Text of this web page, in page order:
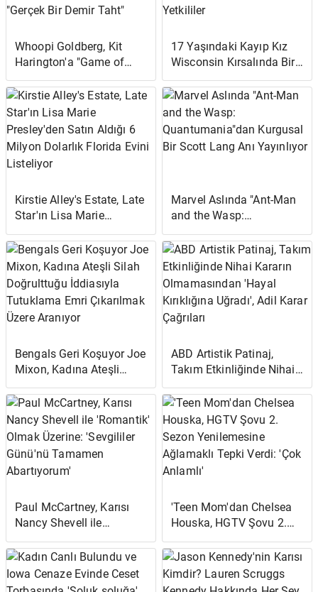
Whoopi Goldberg, Kit
Harington'a "Game of
Thrones" -İlham Veren
Tuvaletini Gösteriyor:
"Gerçek Bir Demir Taht"
17 Yaşındaki Kayıp Kız
Wisconsin Kırsalında Bir
Hendeğe Girdikten Sonra
Muhtemelen Donarak
Öldü: Yetkililer
Kirstie Alley's Estate, Late
Star'ın Lisa Marie
Presley'den Satın Aldığı 6
Milyon Dolarlık Florida
Evini Listeliyor
Marvel Aslında "Ant-Man
and the Wasp:
Quantumania"dan
Kurgusal Bir Scott Lang
Anı Yayınlıyor
Bengals Geri Koşuyor Joe
Mixon, Kadına Ateşli
Silah Doğrulttuğu
İddiasıyla Tutuklama
Emri Çıkarılmak Üzere
Aranıyor
ABD Artistik Patinaj,
Takım Etkinliğinde Nihai
Kararın Olmamasından
'Hayal Kırıklığına Uğradı',
Adil Karar Çağrıları
Paul McCartney, Karısı
Nancy Shevell ile
'Romantik' Olmak
Üzerine: 'Sevgililer
Günü'nü Tamamen
Abartıyorum'
'Teen Mom'dan Chelsea
Houska, HGTV Şovu 2.
Sezon Yenilemesine
Ağlamaklı Tepki Verdi:
'Çok Anlamlı'